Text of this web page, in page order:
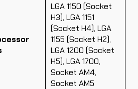
LGA 1150 (Socket
H3), LGA 1151
(Socket H4), LGA
1155 (Socket H2),
LGA 1200 (Socket
H5), LGA 1700,
Socket AM4,
Socket AM5